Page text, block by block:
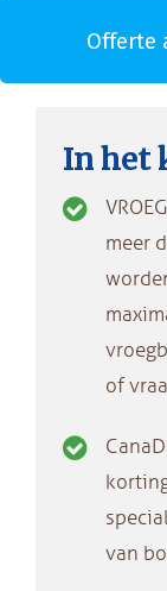
Offerte
In het
meer
of
van